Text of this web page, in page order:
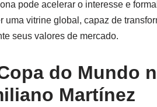
pode acelerar o interesse e
uma vitrine global, capaz de
seus valores de mercado.
do Mundo
Martínez